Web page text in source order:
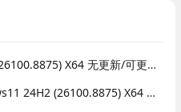
不忘初心版 Windows11 24H2 (26100.8875) X64 无更新/可更新[纯净精简版]
不忘初心美化版 游戏版 Windows11 24H2 (26100.8875) X64 无更新[纯净精简版]